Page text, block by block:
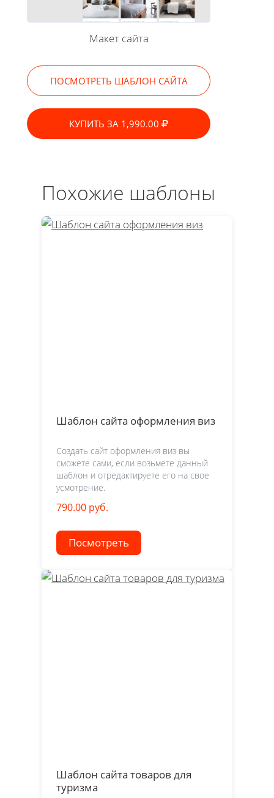
Макет сайта
ПОСМОТРЕТЬ ШАБЛОН САЙТА
КУПИТЬ ЗА 1,990.00
Похожие шаблоны
Шаблон сайта оформления виз
Создать сайт оформления виз вы
сможете сами, если возьмете данный
шаблон и отредактируете его на свое
усмотрение.
790.00 руб.
Посмотреть
Шаблон сайта товаров для
туризма